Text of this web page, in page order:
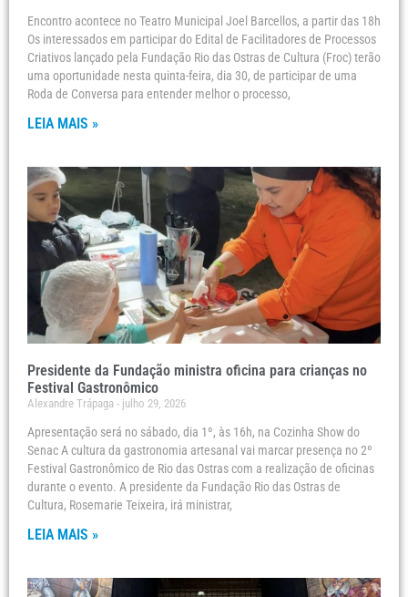
Encontro acontece no Teatro Municipal Joel Barcellos, a partir das 18h
Os interessados em participar do Edital de Facilitadores de Processos
Criativos lançado pela Fundação Rio das Ostras de Cultura (Froc) terão
uma oportunidade nesta quinta-feira, dia 30, de participar de uma
Roda de Conversa para entender melhor o processo,
LEIA MAIS »
Presidente da Fundação ministra oficina para crianças no
Festival Gastronômico
Alexandre Trápaga julho 29, 2026
Apresentação será no sábado, dia 1º, às 16h, na Cozinha Show do
Senac A cultura da gastronomia artesanal vai marcar presença no 2º
Festival Gastronômico de Rio das Ostras com a realização de oficinas
durante o evento. A presidente da Fundação Rio das Ostras de
Cultura, Rosemarie Teixeira, irá ministrar,
LEIA MAIS »